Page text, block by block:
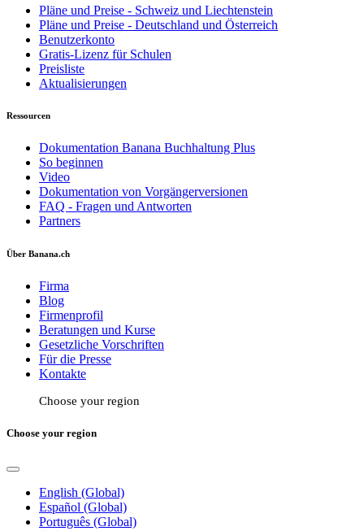
Pläne und Preise - Schweiz und Liechtenstein
Pläne und Preise - Deutschland und Österreich
Benutzerkonto
Gratis-Lizenz für Schulen
Preisliste
Aktualisierungen
Ressourcen
Dokumentation Banana Buchhaltung Plus
So beginnen
Video
Dokumentation von Vorgängerversionen
FAQ - Fragen und Antworten
Partners
Über Banana.ch
Firma
Blog
Firmenprofil
Beratungen und Kurse
Gesetzliche Vorschriften
Für die Presse
Kontakte
Choose your region
Choose your region
English (Global)
Español (Global)
Português (Global)